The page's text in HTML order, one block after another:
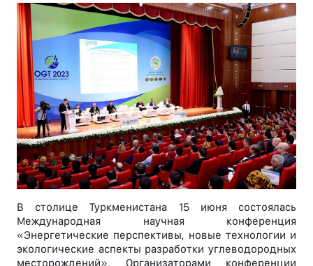
В столице Туркменистана 15 июня состоялась
Международная научная конференция
«Энергетические перспективы, новые технологии и
экологические аспекты разработки углеводородных
месторождений». Организаторами конференции